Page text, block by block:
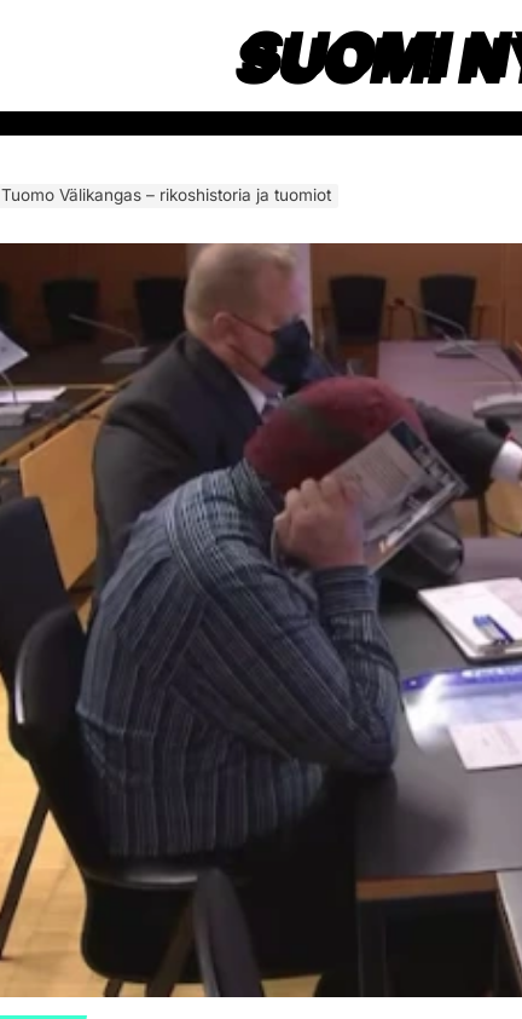
SUOMI
Tuomo Välikangas – rikoshistoria ja tuomiot